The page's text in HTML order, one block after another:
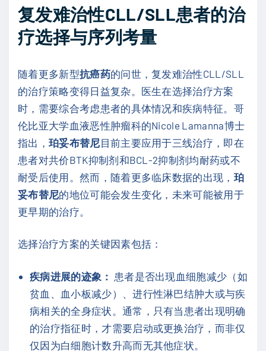
复发难治性CLL/SLL患者的治
疗选择与序列考量
随着更多新型抗癌药的问世，复发难治性CLL/SLL
的治疗策略变得日益复杂。医生在选择治疗方案
时，需要综合考虑患者的具体情况和疾病特征。哥
伦比亚大学血液恶性肿瘤科的Nicole Lamanna博士
指出， 珀妥布替尼目前主要应用于三线治疗，即在
患者对共价BTK抑制剂和BCL-2抑制剂均耐药或不
耐受后使用。然而，随着更多临床数据的出现， 珀
妥布替尼的地位可能会发生变化，未来可能被用于
更早期的治疗。
选择治疗方案的关键因素包括：
疾病进展的迹象： 患者是否出现血细胞减少（如
贫血、血小板减少）、进行性淋巴结肿大或与疾
病相关的全身症状。通常，只有当患者出现明确
的治疗指征时，才需要启动或更换治疗，而非仅
仅因为白细胞计数升高而无其他症状。